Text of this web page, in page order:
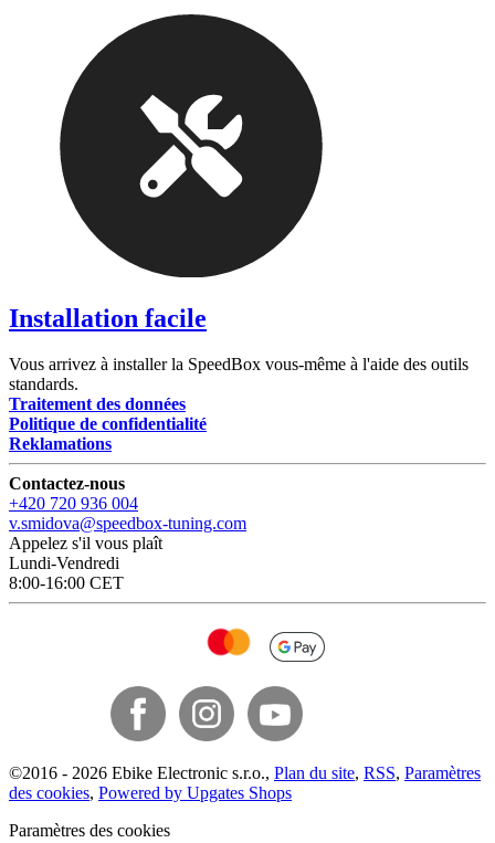
Installation facile
Vous arrivez à installer la SpeedBox vous-même à l'aide des outils
standards.
Traitement des données
Politique de confidentialité
Reklamations
Contactez-nous
+420 720 936 004
v.smidova@speedbox-tuning.com
Appelez s'il vous plaît
Lundi-Vendredi
8:00-16:00 CET
©2016 - 2026 Ebike Electronic s.r.o., Plan du site, RSS, Paramètres
des cookies, Powered by Upgates Shops
Paramètres des cookies